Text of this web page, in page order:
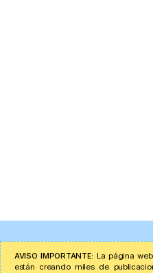
AVISO IMPORTANTE: La página
están creando miles de